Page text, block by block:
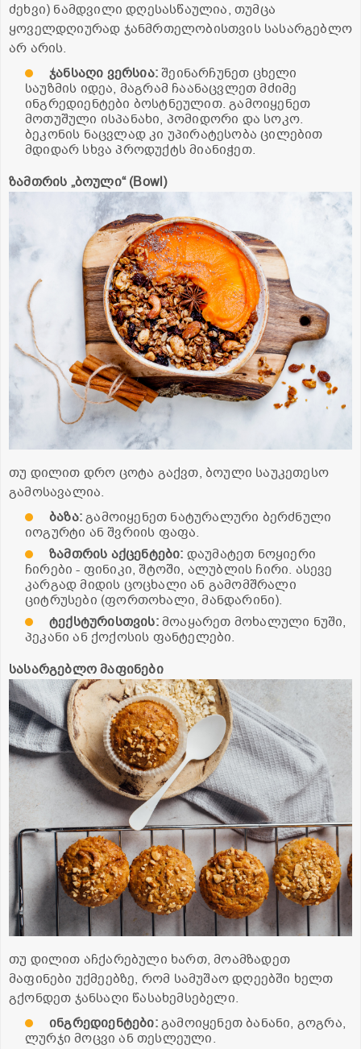
ძეხვი) ნამდვილი დღესასწაულია, თუმცა
ყოველდღიურად ჯანმრთელობისთვის სასარგებლო
არ არის.
ჯანსაღი ვერსია:შეინარჩუნეთ ცხელი
საუზმის იდეა, მაგრამ ჩაანაცვლეთ მძიმე
ინგრედიენტები ბოსტნეულით. გამოიყენეთ
მოთუშული ისპანახი, პომიდორი და სოკო.
ბეკონის ნაცვლად კი უპირატესობა ცილებით
მდიდარ სხვა პროდუქტს მიანიჭეთ.
ზამთრის „ბოული“ (Bowl)
თუ დილით დრო ცოტა გაქვთ, ბოული საუკეთესო
გამოსავალია.
ბაზა:გამოიყენეთ ნატურალური ბერძნული
იოგურტი ან შვრიის ფაფა.
ზამთრის აქცენტები: დაუმატეთ ნოყიერი
ჩირები - ფინიკი, შტოში, ალუბლის ჩირი. ასევე
კარგად მიდის ცოცხალი ან გამომშრალი
ციტრუსები (ფორთოხალი, მანდარინი).
ტექსტურისთვის:მოაყარეთ მოხალული ნუში,
პეკანი ან ქოქოსის ფანტელები.
სასარგებლო მაფინები
თუ დილით აჩქარებული ხართ, მოამზადეთ
მაფინები უქმეებზე, რომ სამუშაო დღეებში ხელთ
გქონდეთ ჯანსაღი წასახემსებელი.
ინგრედიენტები:გამოიყენეთ ბანანი, გოგრა,
ლურჯი მოცვი ან თესლეული.